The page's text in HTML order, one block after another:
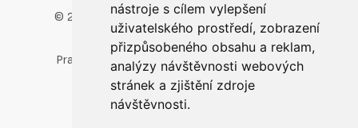
nástroje s cílem vylepšení
uživatelského prostředí, zobrazení
přizpůsobeného obsahu a reklam,
analýzy návštěvnosti webových
stránek a zjištění zdroje
návštěvnosti.
© 2026 Technologické inovační centrum s.r.o.
Vavrečkova 5262, 760 01 Zlín
Pravidla ochrany a zpracování osobních údajů
Zřizovatelé TIC: